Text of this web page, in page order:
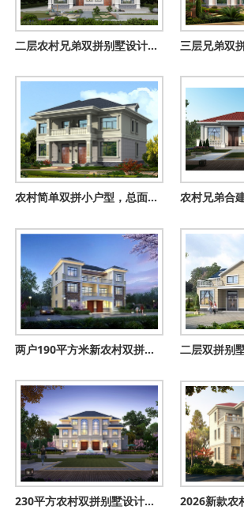
二层农村兄弟双拼别墅设计图，一墙之隔互不干扰，邻居看了都喜
农村简单双拼小户型，总面积190平方米，合理的利用了每一个空间
两户190平方米新农村双拼别墅全套设计方案及效果图
230平方农村双拼别墅设计图，26x11米自建房屋户型